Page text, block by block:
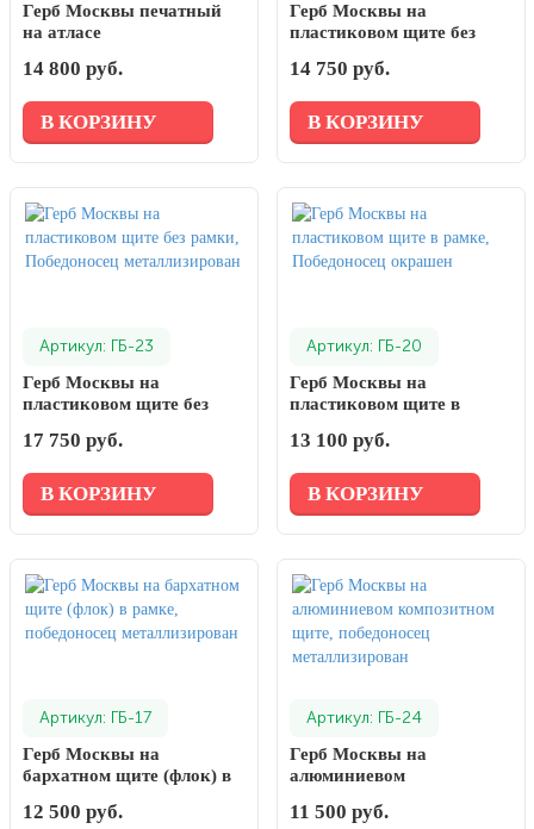
Герб Москвы печатный
на атласе
14 800 руб.
В КОРЗИНУ
Герб Москвы на
пластиковом щите без
окрашен
14 750 руб.
В КОРЗИНУ
Артикул: ГБ-23
Герб Москвы на
пластиковом щите без
металлизирован
17 750 руб.
В КОРЗИНУ
Артикул: ГБ-20
Герб Москвы на
пластиковом щите в
окрашен
13 100 руб.
В КОРЗИНУ
Артикул: ГБ-17
Герб Москвы на
бархатном щите (флок) в
металлизирован
12 500 руб.
Артикул: ГБ-24
Герб Москвы на
алюминиевом
победоносец
11 500 руб.